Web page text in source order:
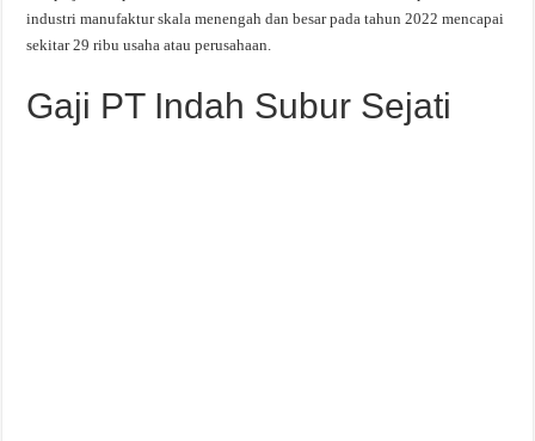
industri manufaktur skala menengah dan besar pada tahun 2022 mencapai
sekitar 29 ribu usaha atau perusahaan.
Gaji PT Indah Subur Sejati